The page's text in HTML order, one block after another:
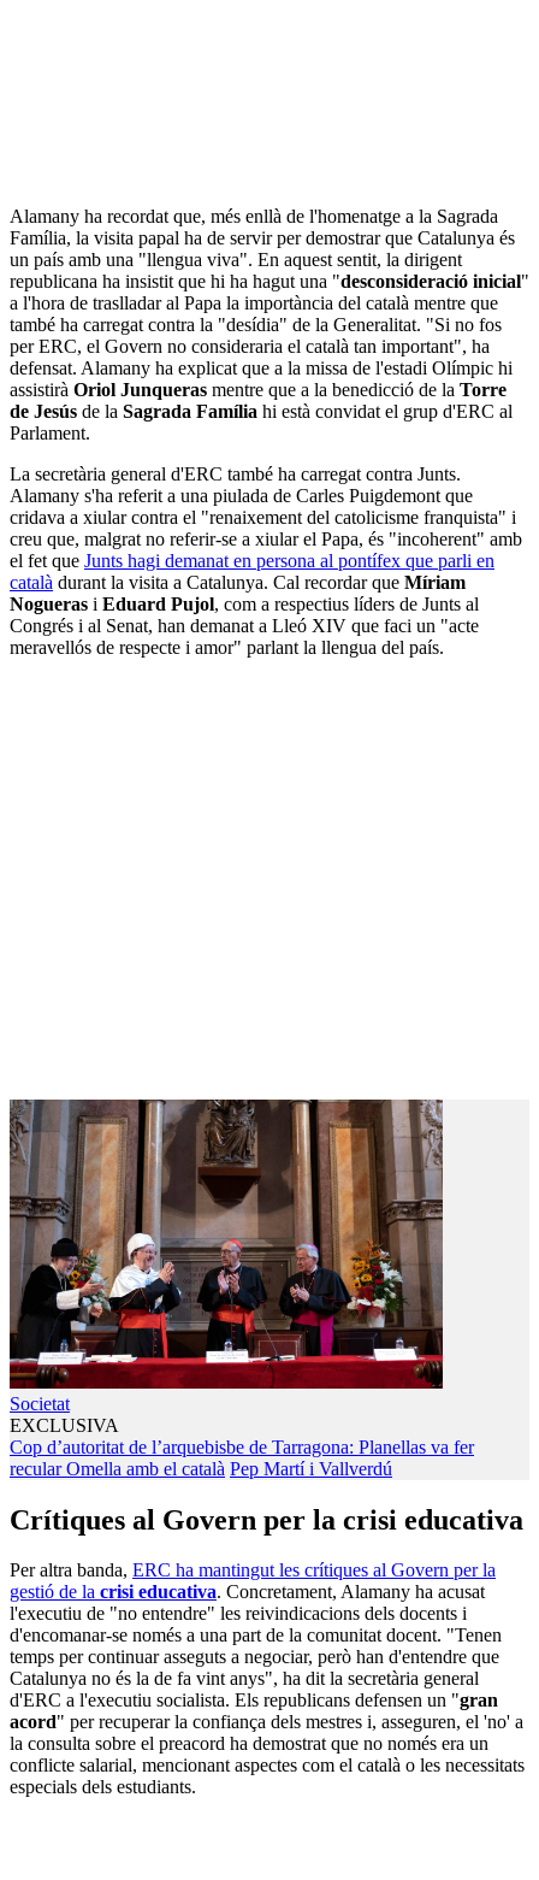
Alamany ha recordat que, més enllà de l'homenatge a la Sagrada
Família, la visita papal ha de servir per demostrar que Catalunya és
un país amb una "llengua viva". En aquest sentit, la dirigent
republicana ha insistit que hi ha hagut una "desconsideració inicial"
a l'hora de traslladar al Papa la importància del català mentre que
també ha carregat contra la "desídia" de la Generalitat. "Si no fos
per ERC, el Govern no consideraria el català tan important", ha
defensat. Alamany ha explicat que a la missa de l'estadi Olímpic hi
assistirà Oriol Junqueras mentre que a la benedicció de la Torre
de Jesús de la Sagrada Família hi està convidat el grup d'ERC al
Parlament.
La secretària general d'ERC també ha carregat contra Junts.
Alamany s'ha referit a una piulada de Carles Puigdemont que
cridava a xiular contra el "renaixement del catolicisme franquista" i
creu que, malgrat no referir-se a xiular el Papa, és "incoherent" amb
el fet que Junts hagi demanat en persona al pontífex que parli en
català durant la visita a Catalunya. Cal recordar que Míriam
Nogueras i Eduard Pujol, com a respectius líders de Junts al
Congrés i al Senat, han demanat a Lleó XIV que faci un "acte
meravellós de respecte i amor" parlant la llengua del país.
Societat
EXCLUSIVA
Cop d’autoritat de l’arquebisbe de Tarragona: Planellas va fer
recular Omella amb el català Pep Martí i Vallverdú
Crítiques al Govern per la crisi educativa
Per altra banda, ERC ha mantingut les crítiques al Govern per la
gestió de la crisi educativa. Concretament, Alamany ha acusat
l'executiu de "no entendre" les reivindicacions dels docents i
d'encomanar-se només a una part de la comunitat docent. "Tenen
temps per continuar asseguts a negociar, però han d'entendre que
Catalunya no és la de fa vint anys", ha dit la secretària general
d'ERC a l'executiu socialista. Els republicans defensen un "gran
acord" per recuperar la confiança dels mestres i, asseguren, el 'no' a
la consulta sobre el preacord ha demostrat que no només era un
conflicte salarial, mencionant aspectes com el català o les necessitats
especials dels estudiants.